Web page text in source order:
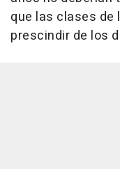
que las clases de
prescindir de los